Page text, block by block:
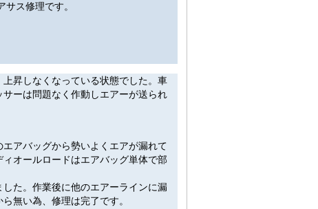
ス修理です。
昇しなくなっている状態でした。車
ーは問題なく作動しエアーが送られ
アバッグから勢いよくエアが漏れて
オールロードはエアバッグ単体で部
た。作業後に他のエアーラインに漏
無い為、修理は完了です。